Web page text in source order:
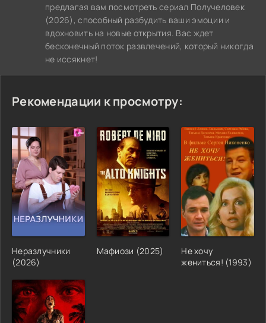
предлагая вам посмотреть сериал Получеловек
(2026), способный разбудить ваши эмоции и
вдохновить на новые открытия. Вас ждет
бесконечный поток развлечений, который никогда
не иссякнет!
Рекомендации к просмотру:
Неразлучники
(2026)
Мафиози (2025)
Не хочу
жениться! (1993)